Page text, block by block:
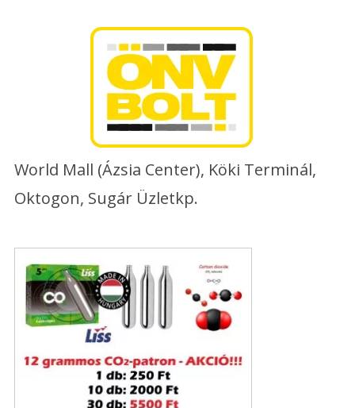
World Mall (Ázsia Center), Köki Terminál,
Oktogon, Sugár Üzletkp.